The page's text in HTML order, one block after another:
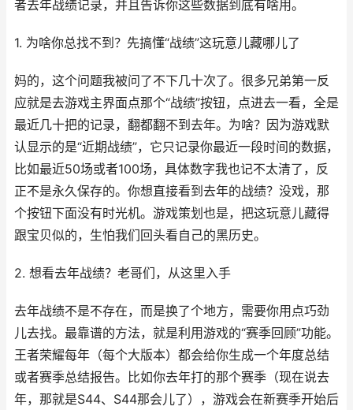
者去年战绩记录，并且告诉你这些数据到底有啥用。
1. 为啥你总找不到？先搞懂“战绩”这玩意儿藏哪儿了
妈的，这个问题我被问了不下几十次了。很多兄弟第一反
应就是去游戏主界面点那个“战绩”按钮，点进去一看，全是
最近几十把的记录，翻都翻不到去年。为啥？因为游戏默
认显示的是“近期战绩”，它只记录你最近一段时间的数据，
比如最近50场或者100场，具体数字我也记不太清了，反
正不是永久保存的。你想直接看到去年的战绩？没戏，那
个按钮下面没有时光机。游戏策划也是，把这玩意儿藏得
跟宝贝似的，生怕我们回头看自己的黑历史。
2. 想看去年战绩？老哥们，从这里入手
去年战绩不是不存在，而是换了个地方，需要你用点巧劲
儿去找。最靠谱的方法，就是利用游戏的“赛季回顾”功能。
王者荣耀每年（每个大版本）都会给你生成一个年度总结
或者赛季总结报告。比如你去年打的那个赛季（现在说去
年，那就是S44、S44那会儿了），游戏会在新赛季开始后